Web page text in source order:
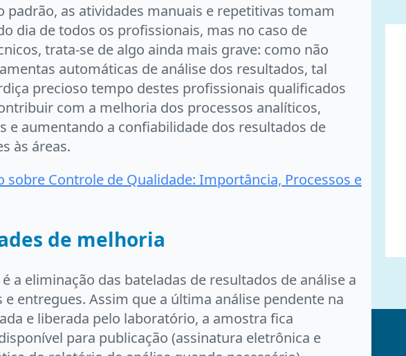
padrão, as atividades manuais e repetitivas tomam
dia de todos os profissionais, mas no caso de
trata-se de algo ainda mais grave: como não
automáticas de análise dos resultados, tal
precioso tempo destes profissionais qualificados
com a melhoria dos processos analíticos,
e aumentando a confiabilidade dos resultados de
às áreas.
sobre Controle de Qualidade: Importância, Processos e
de melhoria
a eliminação das bateladas de resultados de análise a
e entregues. Assim que a última análise pendente na
e liberada pelo laboratório, a amostra fica
para publicação (assinatura eletrônica e